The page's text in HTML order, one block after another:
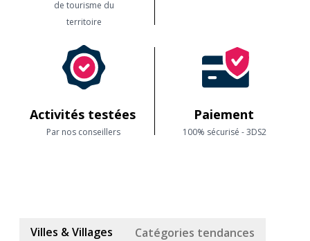
de tourisme du
territoire
Activités testées
Par nos conseillers
Paiement
100% sécurisé - 3DS2
Villes & Villages Catégories tendances